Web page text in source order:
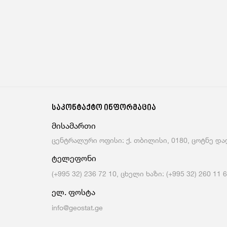
საკონტაქტო ინფორმაცია
მისამართი
ცენტრალური ოფისი: ქ. თბილისი, 0180, ცოტნე
ტელეფონი
(+995 32) 236 72 10, ცხელი ხაზი: (+995 32) 260 11
ელ. ფოსტა
info@geostat.ge